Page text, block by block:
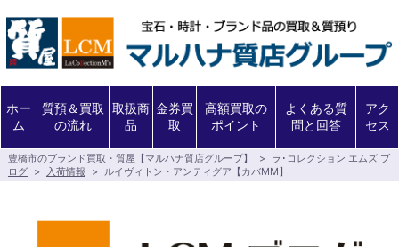
ホー
ム
質預＆買取
の流れ
取扱商
品
金券買
取
高額買取の
ポイント
よくある質
問と回答
アク
セス
豊橋市のブランド買取・質屋【マルハナ質店グループ】 >
ラ･コレクション エムズ ブ
ログ > 入荷情報 > ルイヴィトン・アンティグア【カバMM】